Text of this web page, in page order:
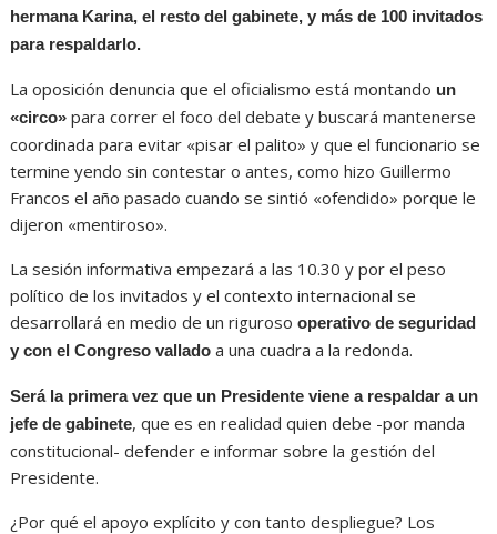
hermana Karina, el resto del gabinete, y más de 100 invitados
para respaldarlo.
La oposición denuncia que el oficialismo está montando un
«circo» para correr el foco del debate y buscará mantenerse
coordinada para evitar «pisar el palito» y que el funcionario se
termine yendo sin contestar o antes, como hizo Guillermo
Francos el año pasado cuando se sintió «ofendido» porque le
dijeron «mentiroso».
La sesión informativa empezará a las 10.30 y por el peso
político de los invitados y el contexto internacional se
desarrollará en medio de un riguroso operativo de seguridad
y con el Congreso valladoa una cuadra a la redonda.
Será la primera vez que un Presidente viene a respaldar a un
jefe de gabinete, que es en realidad quien debe -por manda
constitucional- defender e informar sobre la gestión del
Presidente.
¿Por qué el apoyo explícito y con tanto despliegue? Los